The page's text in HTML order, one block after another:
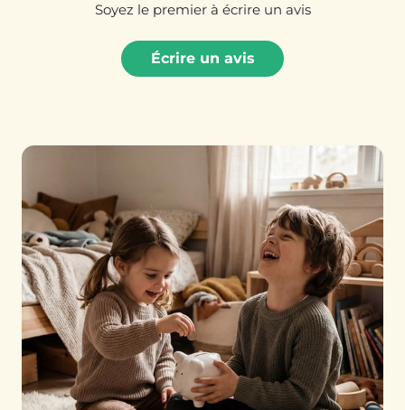
Soyez le premier à écrire un avis
Écrire un avis